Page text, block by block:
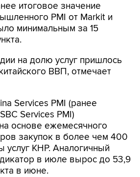
итоговое значение
PMI от Markit и
минимальным за 15
на долю услуг пришлось
ВВП, отмечает
Services PMI (ранее
Services PMI)
основе ежемесячного
закупок в более чем 400
услуг КНР. Аналогичный
в июле вырос до 53,9
в июне.